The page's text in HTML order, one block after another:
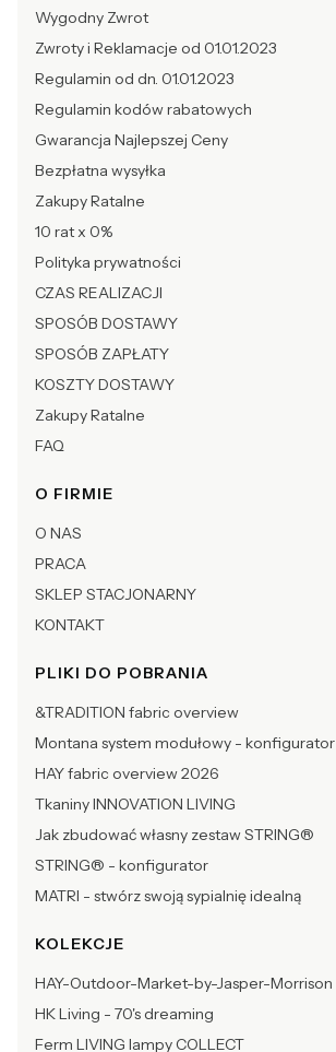
Wygodny Zwrot
Zwroty i Reklamacje od 01.01.2023
Regulamin od dn. 01.01.2023
Regulamin kodów rabatowych
Gwarancja Najlepszej Ceny
Bezpłatna wysyłka
Zakupy Ratalne
10 rat x 0%
Polityka prywatności
CZAS REALIZACJI
SPOSÓB DOSTAWY
SPOSÓB ZAPŁATY
KOSZTY DOSTAWY
Zakupy Ratalne
FAQ
O FIRMIE
O NAS
PRACA
SKLEP STACJONARNY
KONTAKT
PLIKI DO POBRANIA
&TRADITION fabric overview
Montana system modułowy - konfigurator
HAY fabric overview 2026
Tkaniny INNOVATION LIVING
Jak zbudować własny zestaw STRING®
STRING® - konfigurator
MATRI - stwórz swoją sypialnię idealną
KOLEKCJE
HAY-Outdoor-Market-by-Jasper-Morrison
HK Living - 70's dreaming
Ferm LIVING lampy COLLECT